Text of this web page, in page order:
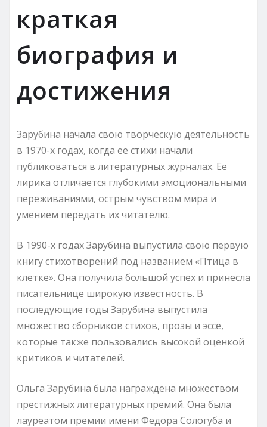
краткая
биография и
достижения
Зарубина начала свою творческую деятельность
в 1970-х годах, когда ее стихи начали
публиковаться в литературных журналах. Ее
лирика отличается глубокими эмоциональными
переживаниями, острым чувством мира и
умением передать их читателю.
В 1990-х годах Зарубина выпустила свою первую
книгу стихотворений под названием «Птица в
клетке». Она получила большой успех и принесла
писательнице широкую известность. В
последующие годы Зарубина выпустила
множество сборников стихов, прозы и эссе,
которые также пользовались высокой оценкой
критиков и читателей.
Ольга Зарубина была награждена множеством
престижных литературных премий. Она была
лауреатом премии имени Федора Сологуба и